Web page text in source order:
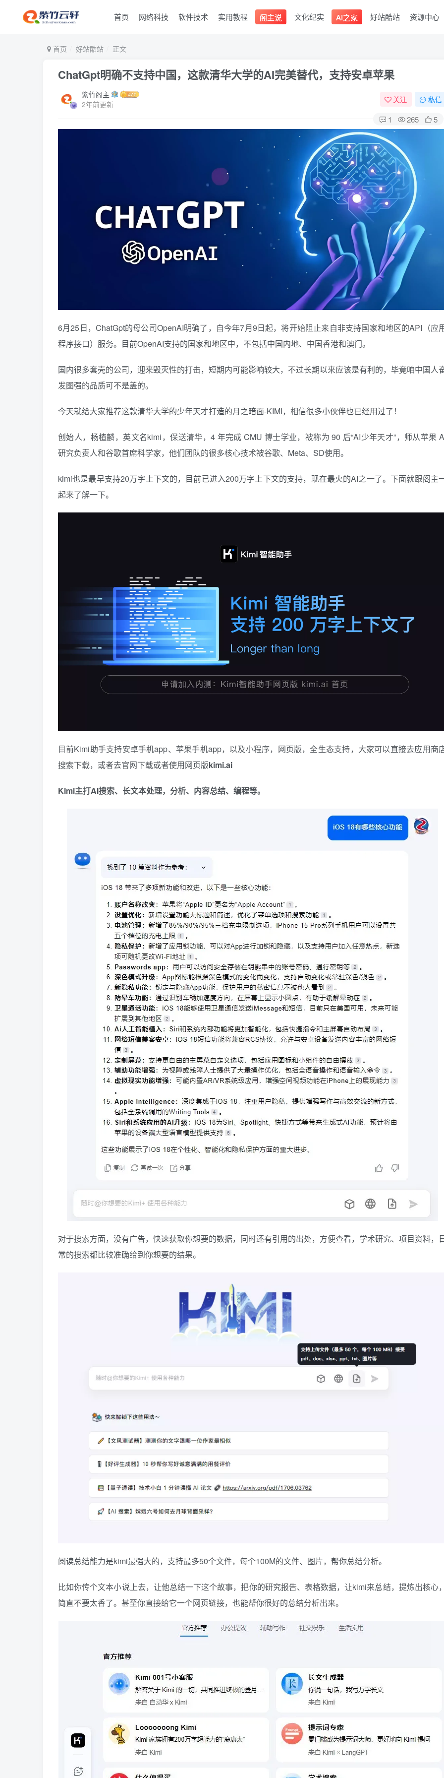
首页 网络科技 软件技术 实用教程 阁主说 文化纪实 AI之家 好站酷站 资源中心
首页 好站酷站 正文
ChatGpt明确不支持中国，这款清华大学的AI完美替代，支持安卓苹果
紫竹阁主
2年前更新
关注 私信
1 265 5
6月25日，ChatGpt的母公司OpenAI明确了，自今年7月9日起，将开始阻止来自非支持国家和地区的API（应
程序接口）服务。目前OpenAI支持的国家和地区中，不包括中国内地、中国香港和澳门。
国内很多套壳的公司，迎来毁灭性的打击，短期内可能影响较大，不过长期以来应该是有利的，毕竟咱中国人
发图强的品质可不是盖的。
今天就给大家推荐这款清华大学的少年天才打造的月之暗面-KIMI，相信很多小伙伴也已经用过了！
创始人，杨植麟，英文名kimi，保送清华，4 年完成 CMU 博士学业，被称为 90 后“AI少年天才”，师从苹果
研究负责人和谷歌首席科学家，他们团队的很多核心技术被谷歌、Meta、SD使用。
kimi也是最早支持20万字上下文的，目前已进入200万字上下文的支持，现在最火的AI之一了。下面就跟阁主
起来了解一下。
目前Kimi助手支持安卓手机app、苹果手机app，以及小程序，网页版，全生态支持，大家可以直接去应用商
搜索下载，或者去官网下载或者使用网页版kimi.ai
Kimi主打AI搜索、长文本处理，分析、内容总结、编程等。
对于搜索方面，没有广告，快速获取你想要的数据，同时还有引用的出处，方便查看，学术研究、项目资料，
常的搜索都比较准确给到你想要的结果。
阅读总结能力是kimi最强大的，支持最多50个文件，每个100M的文件、图片，帮你总结分析。
比如你传个文本小说上去，让他总结一下这个故事，把你的研究报告、表格数据，让kimi来总结，提炼出核心
简直不要太香了。甚至你直接给它一个网页链接，也能帮你很好的总结分析出来。